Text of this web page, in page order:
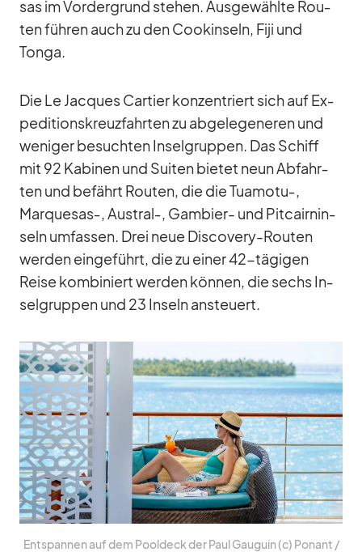
sas im Vor­der­grund ste­hen. Aus­ge­wählte Rou­
ten füh­ren auch zu den Cook­in­seln, Fiji und
Tonga.
Die Le Jac­ques Car­tier kon­zen­triert sich auf Ex­
pe­di­ti­ons­kreuz­fahr­ten zu ab­ge­le­ge­ne­ren und
we­ni­ger be­such­ten In­sel­grup­pen. Das Schiff
mit 92 Ka­bi­nen und Sui­ten bie­tet neun Ab­fahr­
ten und be­fährt Rou­ten, die die Tuamotu‑,
Marquesas‑, Austral‑, Gam­bier- und Pit­cairn­in­
seln um­fas­sen. Drei neue Dis­co­very-Rou­ten
wer­den ein­ge­führt, die zu ei­ner 42-tä­gi­gen
Reise kom­bi­niert wer­den kön­nen, die sechs In­
sel­grup­pen und 23 In­seln an­steu­ert.
Ent­span­nen auf dem Pool­deck der Paul Gau­guin (c) Po­nant /​